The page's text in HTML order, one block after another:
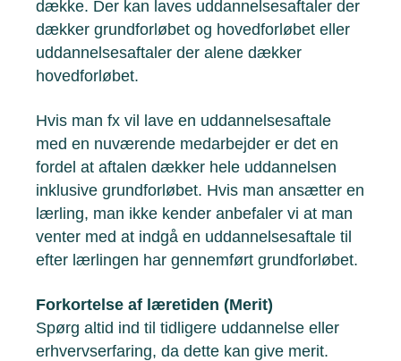
dække. Der kan laves uddannelsesaftaler der
dækker grundforløbet og hovedforløbet eller
uddannelsesaftaler der alene dækker
hovedforløbet.
Hvis man fx vil lave en uddannelsesaftale
med en nuværende medarbejder er det en
fordel at aftalen dækker hele uddannelsen
inklusive grundforløbet. Hvis man ansætter en
lærling, man ikke kender anbefaler vi at man
venter med at indgå en uddannelsesaftale til
efter lærlingen har gennemført grundforløbet.
Forkortelse af læretiden (Merit)
Spørg altid ind til tidligere uddannelse eller
erhvervserfaring, da dette kan give merit.